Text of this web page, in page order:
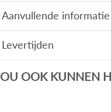
Aanvullende informatie
Levertijden
OOK KUNNEN